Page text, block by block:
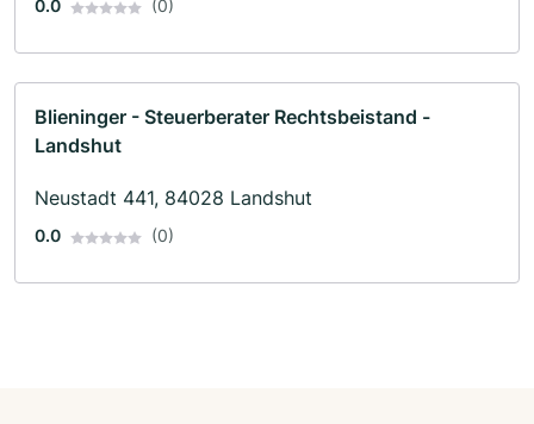
0.0 (0)
Blieninger - Steuerberater Rechtsbeistand -
Landshut
Neustadt 441, 84028 Landshut
0.0 (0)